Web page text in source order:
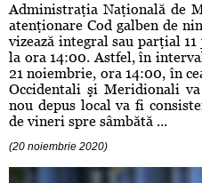
Administraţia Naţională de
atenţionare Cod galben de
vizează integral sau parţial
la ora 14:00. Astfel, în
21 noiembrie, ora 14:00, în
Occidentali şi Meridionali
nou depus local va fi
de vineri spre sâmbătă ...
(20 noiembrie 2020)